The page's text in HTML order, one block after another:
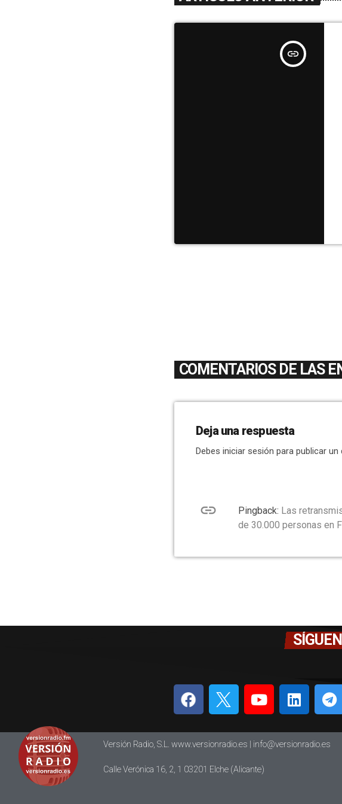
insert_link
COMENTARIOS DE LAS
Deja una respuesta
Debes iniciar sesión para publicar un
link Pingback: Las
de 30.000 personas en
Versión Radio, S.L. www.versionradio.es | info@versionradio.es
Calle Verónica 16, 2, 1 03201 Elche (Alicante)